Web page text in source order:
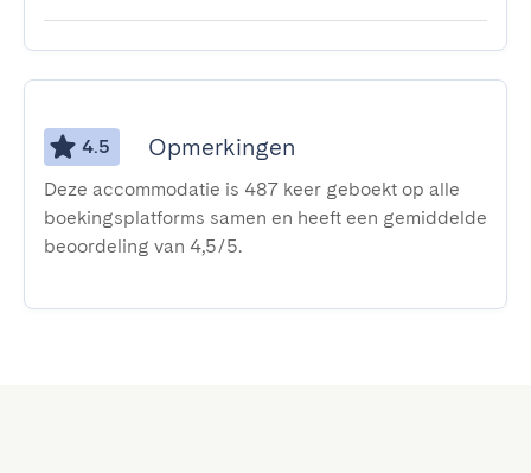
4.5 Opmerkingen
Deze accommodatie is 487 keer geboekt op alle
boekingsplatforms samen en heeft een gemiddelde
beoordeling van 4,5/5.